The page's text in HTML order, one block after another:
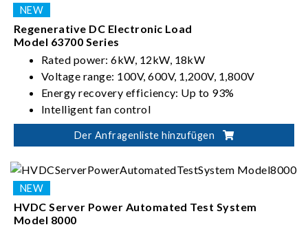
Regenerative DC Electronic Load
Model 63700 Series
Rated power: 6kW, 12kW, 18kW
Voltage range: 100V, 600V, 1,200V, 1,800V
Energy recovery efficiency: Up to 93%
Intelligent fan control
Der Anfragenliste hinzufügen
HVDC Server Power Automated Test System
Model 8000